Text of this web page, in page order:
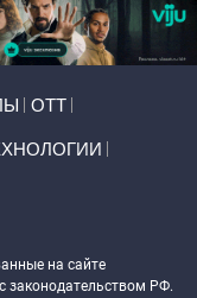
ОТТ
на сайте
законодательством РФ.